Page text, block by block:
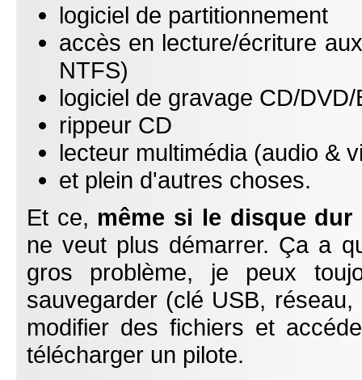
logiciel de partitionnement
accès en lecture/écriture
NTFS)
logiciel de gravage CD/
rippeur CD
lecteur multimédia (audio &
et plein d'autres choses.
Et ce, même si le disque dur
ne veut plus démarrer. Ça a
gros problème, je peux
sauvegarder (clé USB,
modifier des fichiers et
télécharger un pilote.